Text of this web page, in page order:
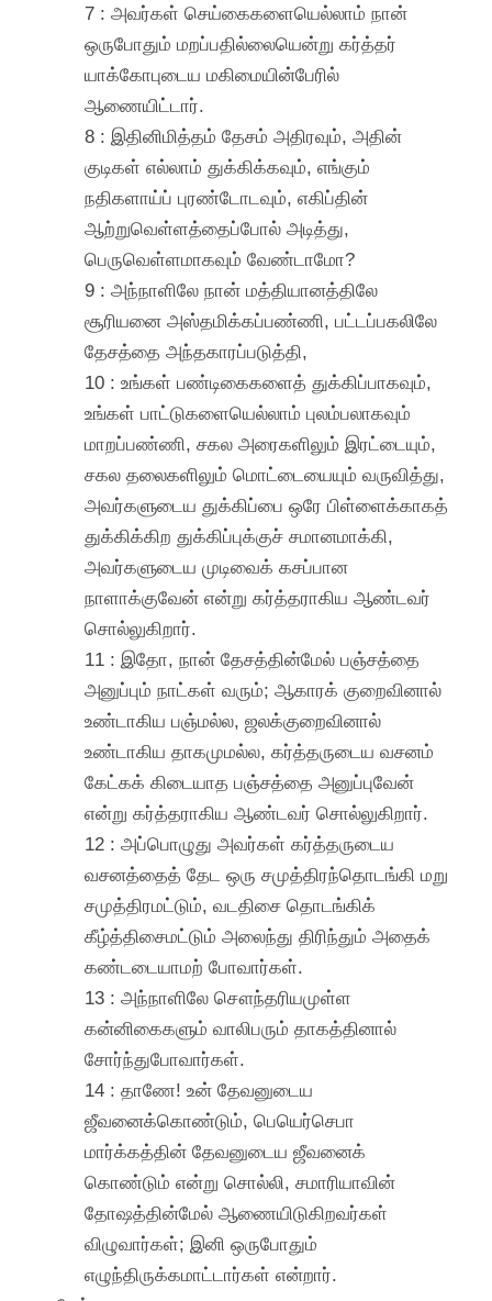
7 : அவர்கள் செய்கைகளையெல்லாம் நான்
ஒருபோதும் மறப்பதில்லையென்று கர்த்தர்
யாக்கோபுடைய மகிமையின்பேரில்
ஆணையிட்டார்.
8 : இதினிமித்தம் தேசம் அதிரவும், அதின்
குடிகள் எல்லாம் துக்கிக்கவும், எங்கும்
நதிகளாய்ப் புரண்டோடவும், எகிப்தின்
ஆற்றுவெள்ளத்தைப்போல் அடித்து,
பெருவெள்ளமாகவும் வேண்டாமோ?
9 : அந்நாளிலே நான் மத்தியானத்திலே
சூரியனை அஸ்தமிக்கப்பண்ணி, பட்டப்பகலிலே
தேசத்தை அந்தகாரப்படுத்தி,
10 : உங்கள் பண்டிகைகளைத் துக்கிப்பாகவும்,
உங்கள் பாட்டுகளையெல்லாம் புலம்பலாகவும்
மாறப்பண்ணி, சகல அரைகளிலும் இரட்டையும்,
சகல தலைகளிலும் மொட்டையையும் வருவித்து,
அவர்களுடைய துக்கிப்பை ஒரே பிள்ளைக்காகத்
துக்கிக்கிற துக்கிப்புக்குச் சமானமாக்கி,
அவர்களுடைய முடிவைக் கசப்பான
நாளாக்குவேன் என்று கர்த்தராகிய ஆண்டவர்
சொல்லுகிறார்.
11 : இதோ, நான் தேசத்தின்மேல் பஞ்சத்தை
அனுப்பும் நாட்கள் வரும்; ஆகாரக் குறைவினால்
உண்டாகிய பஞ்மல்ல, ஜலக்குறைவினால்
உண்டாகிய தாகமுமல்ல, கர்த்தருடைய வசனம்
கேட்கக் கிடையாத பஞ்சத்தை அனுப்புவேன்
என்று கர்த்தராகிய ஆண்டவர் சொல்லுகிறார்.
12 : அப்பொழுது அவர்கள் கர்த்தருடைய
வசனத்தைத் தேட ஒரு சமுத்திரந்தொடங்கி மறு
சமுத்திரமட்டும், வடதிசை தொடங்கிக்
கீழ்த்திசைமட்டும் அலைந்து திரிந்தும் அதைக்
கண்டடையாமற் போவார்கள்.
13 : அந்நாளிலே சௌந்தரியமுள்ள
கன்னிகைகளும் வாலிபரும் தாகத்தினால்
சோர்ந்துபோவார்கள்.
14 : தாணே! உன் தேவனுடைய
ஜீவனைக்கொண்டும், பெயெர்செபா
மார்க்கத்தின் தேவனுடைய ஜீவனைக்
கொண்டும் என்று சொல்லி, சமாரியாவின்
தோஷத்தின்மேல் ஆணையிடுகிறவர்கள்
விழுவார்கள்; இனி ஒருபோதும்
எழுந்திருக்கமாட்டார்கள் என்றார்.